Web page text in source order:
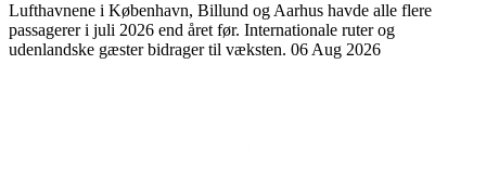
Lufthavnene i København, Billund og Aarhus havde alle flere
passagerer i juli 2026 end året før. Internationale ruter og
udenlandske gæster bidrager til væksten. 06 Aug 2026